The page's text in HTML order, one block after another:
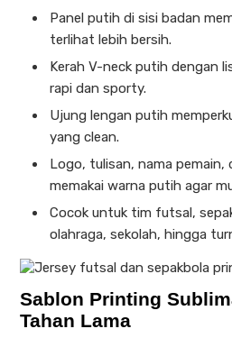
Panel putih di sisi badan
terlihat lebih bersih.
Kerah V-neck putih dengan
rapi dan sporty.
Ujung lengan putih
yang clean.
Logo, tulisan, nama pemain,
memakai warna putih agar
Cocok untuk tim futsal,
olahraga, sekolah, hingga
Sablon Printing
Tahan Lama